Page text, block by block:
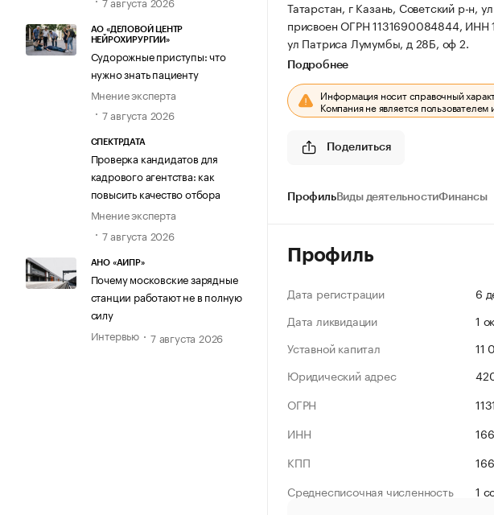
АО «ДЕЛОВОЙ ЦЕНТР
НЕЙРОХИРУРГИИ»
Судорожные приступы: что
нужно знать пациенту
Мнение эксперта
7 августа 2026
СПЕКТРДАТА
Проверка кандидатов для
кадрового агентства: как
повысить качество отбора
Мнение эксперта
7 августа 2026
АНО «АИПР»
Почему московские зарядные
станции работают не в полную
силу
Интервью
7 августа 2026
Татарстан, г Казань, Советский р-н,
присвоен ОГРН 1131690084844,
ул Патриса Лумумбы, д 28Б, оф 2.
Подробнее
Информация носит справочный
Компания не является
Поделиться
ПрофильВиды деятельностиФинансы
Профиль
Дата регистрации
6
Дата ликвидации
1
Уставной капитал
11
Юридический адрес
ОГРН
ИНН
КПП
Среднесписочная численность
1